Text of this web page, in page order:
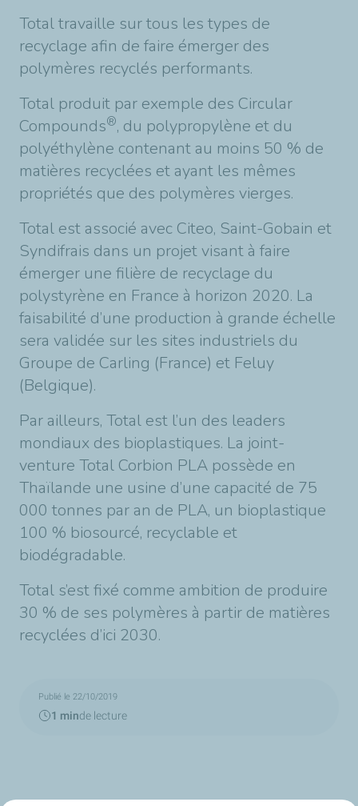
Total travaille sur tous les types de
recyclage afin de faire émerger des
polymères recyclés performants.
Total produit par exemple des Circular
Compounds®, du polypropylène et du
polyéthylène contenant au moins 50 % de
matières recyclées et ayant les mêmes
propriétés que des polymères vierges.
Total est associé avec Citeo, Saint-Gobain et
Syndifrais dans un projet visant à faire
émerger une filière de recyclage du
polystyrène en France à horizon 2020. La
faisabilité d’une production à grande échelle
sera validée sur les sites industriels du
Groupe de Carling (France) et Feluy
(Belgique).
Par ailleurs, Total est l’un des leaders
mondiaux des bioplastiques. La joint-
venture Total Corbion PLA possède en
Thaïlande une usine d’une capacité de 75
000 tonnes par an de PLA, un bioplastique
100 % biosourcé, recyclable et
biodégradable.
Total s’est fixé comme ambition de produire
30 % de ses polymères à partir de matières
recyclées d’ici 2030.
Publié le 22/10/2019
1 minde lecture